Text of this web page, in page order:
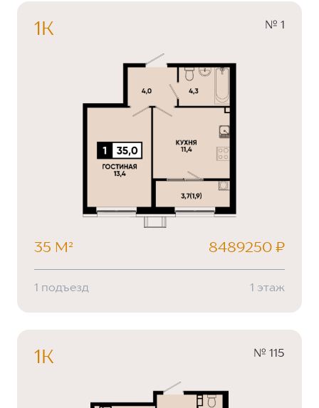
1К № 1
35 М² 8489250 ₽
1 подъезд 1 этаж
1К № 115